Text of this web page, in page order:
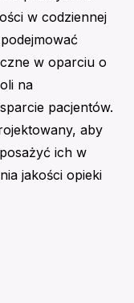
w codziennej
w oparciu o
na
pacjentów.
aby
ich w
jakości opieki